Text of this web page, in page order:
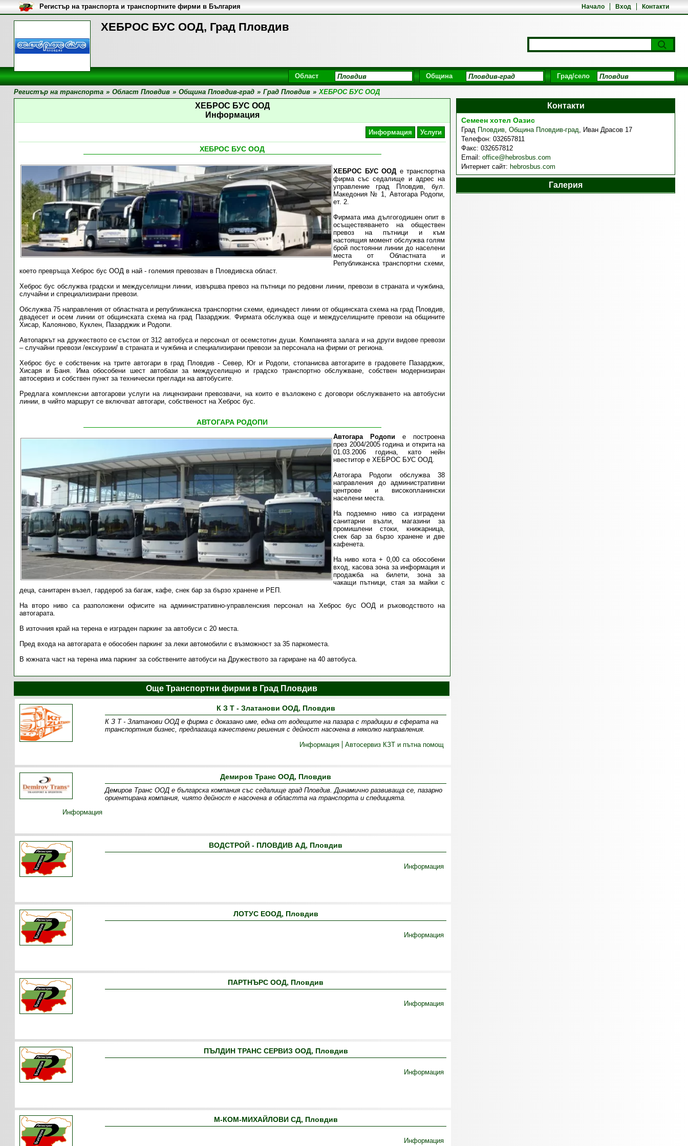
ХЕБРОС БУС ООД, Град Пловдив
Начало Вход Контакти
Регистър на транспорта и транспортните фирми в България
Област Община Град/село
Регистър на транспорта » Област Пловдив » Община Пловдив-град » Град Пловдив » ХЕБРОС БУС ООД
ХЕБРОС БУС ООД
Информация
Информация Услуги
ХЕБРОС БУС ООД
ХЕБРОС БУС ООД е транспортна
фирма със седалище и адрес на
управление град Пловдив, бул.
Македония № 1, Автогара Родопи,
ет. 2.
Фирмата има дългогодишен опит в
осъществяването на обществен
превоз на пътници и към
настоящия момент обслужва голям
брой постоянни линии до населени
места от Областната и
Републиканска транспортни схеми,
което превръща Хеброс бус ООД в най - големия превозвач в Пловдивска област.
Хеброс бус обслужва градски и междуселищни линии, извършва превоз на пътници по редовни линии, превози в страната и чужбина,
случайни и спрециализирани превози.
Обслужва 75 направления от областната и републиканска транспортни схеми, единадест линии от общинската схема на град Пловдив,
двадесет и осем линии от общинската схема на град Пазарджик. Фирмата обслужва още и междуселищните превози на общините
Хисар, Калояново, Куклен, Пазарджик и Родопи.
Автопаркът на дружеството се състои от 312 автобуса и персонал от осемстотин души. Компанията залага и на други видове превози
– случайни превози /екскурзии/ в страната и чужбина и специализирани превози за персонала на фирми от региона.
Хеброс бус е собственик на трите автогари в град Пловдив - Север, Юг и Родопи, стопанисва автогарите в градовете Пазарджик,
Хисаря и Баня. Има обособени шест автобази за междуселищно и градско транспортно обслужване, собствен модернизиран
автосервиз и собствен пункт за технически преглади на автобусите.
Pредлага комплексни автогарови услуги на лицензирани превозвачи, на които е възложено с договори обслужването на автобусни
линии, в чийто маршрут се включват автогари, собственост на Хеброс бус.
АВТОГАРА РОДОПИ
Автогара Родопи е построена
през 2004/2005 година и открита на
01.03.2006 година, като нейн
нвеститор е ХЕБРОС БУС ООД.
Автогара Родопи обслужва 38
направления до административни
центрове и високопланински
населени места.
На подземно ниво са изградени
санитарни възли, магазини за
промишлени стоки, книжарница,
снек бар за бързо хранене и две
кафенета.
На ниво кота + 0,00 са обособени
вход, касова зона за информация и
продажба на билети, зона за
чакащи пътници, стая за майки с
деца, санитарен възел, гардероб за багаж, кафе, снек бар за бързо хранене и РЕП.
На второ ниво са разположени офисите на административно-управленския персонал на Хеброс бус ООД и ръководството на
автогарата.
В източния край на терена е изграден паркинг за автобуси с 20 места.
Пред входа на автогарата е обособен паркинг за леки автомобили с възможност за 35 паркоместа.
В южната част на терена има паркинг за собствените автобуси на Дружеството за гариране на 40 автобуса.
Контакти
Семеен хотел Оазис
Град Пловдив, Община Пловдив-град, Иван Драсов 17
Телефон: 032657811
Факс: 032657812
Email: office@hebrosbus.com
Интернет сайт: hebrosbus.com
Галерия
Още Транспортни фирми в Град Пловдив
К З Т - Златанови ООД, Пловдив
К З Т - Златанови ООД е фирма с доказано име, една от водещите на пазара с традиции в сферата на
транспортния бизнес, предлагаща качествени решения с дейност насочена в няколко направления.
Информация
Автосервиз КЗТ и пътна помощ
Демиров Транс ООД, Пловдив
Демиров Транс ООД е българска компания със седалище град Пловдив. Динамично развиваща се, пазарно
ориентирана компания, чиято дейност е насочена в областта на транспорта и спедицията.
Информация
ВОДСТРОЙ - ПЛОВДИВ АД, Пловдив
Информация
ЛОТУС ЕООД, Пловдив
Информация
ПАРТНЪРС ООД, Пловдив
Информация
ПЪЛДИН ТРАНС СЕРВИЗ ООД, Пловдив
Информация
М-КОМ-МИХАЙЛОВИ СД, Пловдив
Информация